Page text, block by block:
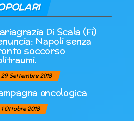
Di Scala (Fi)
Napoli senza
soccorso
29 Settembre 2018
oncologica
1 Ottobre 2018